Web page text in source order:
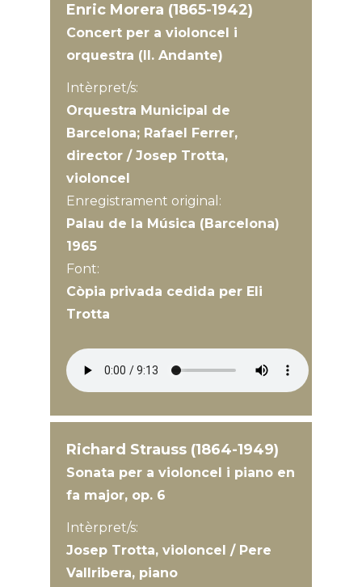
Enric Morera (1865-1942)
Concert per a violoncel i
orquestra (II. Andante)
Intèrpret/s:
Orquestra Municipal de
Barcelona; Rafael Ferrer,
director / Josep Trotta,
violoncel
Enregistrament original:
Palau de la Música (Barcelona)
1965
Font:
Còpia privada cedida per Eli
Trotta
Richard Strauss (1864-1949)
Sonata per a violoncel i piano en
fa major, op. 6
Intèrpret/s:
Josep Trotta, violoncel / Pere
Vallribera, piano